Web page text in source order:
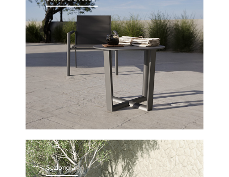
Şezlonglar